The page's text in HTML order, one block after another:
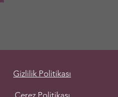
Gizlilik Politikası
Çerez Politikası